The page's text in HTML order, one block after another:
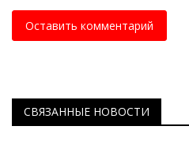
Оставить комментарий
СВЯЗАННЫЕ НОВОСТИ